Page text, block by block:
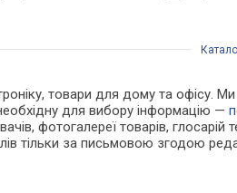
товари для дому та офісу.
для вибору інформацію —
фотогалереї товарів, глосарій
тільки за письмовою згодою